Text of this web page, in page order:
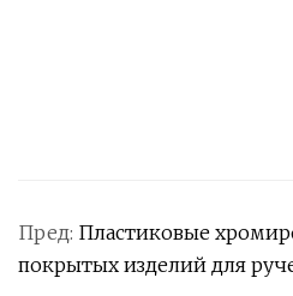
Пред: Пластиковые
покрытых изделий для